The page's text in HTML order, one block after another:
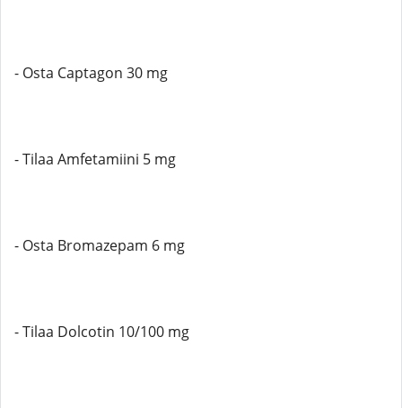
- Osta Captagon 30 mg
- Tilaa Amfetamiini 5 mg
- Osta Bromazepam 6 mg
- Tilaa Dolcotin 10/100 mg